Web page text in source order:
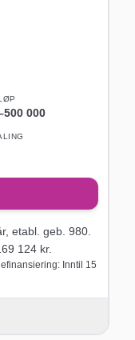
500 000
, etabl. geb. 980.
124 kr.
Inntil 15